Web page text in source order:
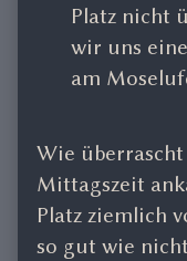
Platz nicht
wir uns
am
Wie
Mittagszeit
Platz ziemlich
so gut wie